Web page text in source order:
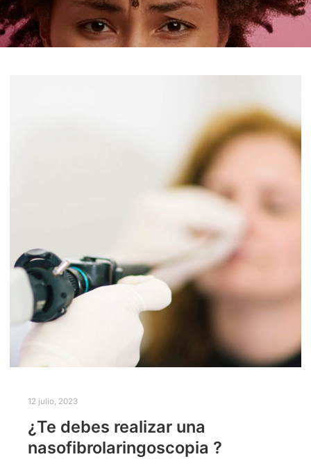
12 julio, 2023
¿Te debes realizar una
nasofibrolaringoscopia ?